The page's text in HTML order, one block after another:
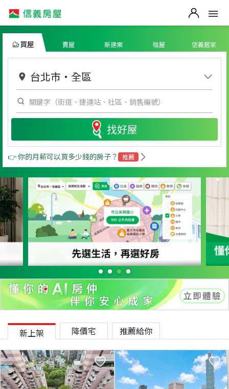
買屋 賣屋 新建案 租屋 信義居家
台北市 ・ 全區
找好屋
👉 你的月薪可以買多少錢的房子？ 推薦
新上架 降價宅 推薦給你